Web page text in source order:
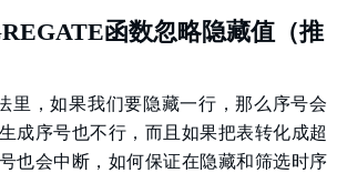
函数忽略隐藏值（推
里，如果我们要隐藏一行，那么序号会
成序号也不行，而且如果把表转化成超
也会中断，如何保证在隐藏和筛选时序